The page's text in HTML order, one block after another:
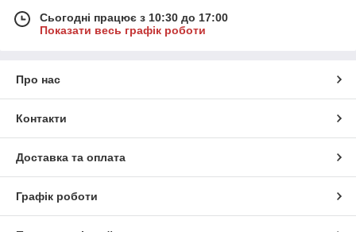
Сьогодні працює з 10:30 до 17:00
Показати весь графік роботи
Про нас
Контакти
Доставка та оплата
Графік роботи